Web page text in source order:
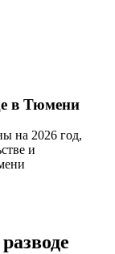
в Тюмени
на 2026 год,
и